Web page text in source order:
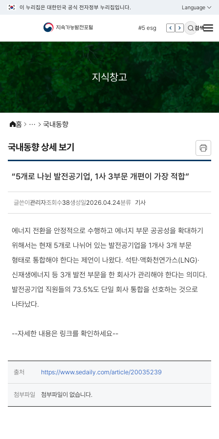
이 누리집은 대한민국 공식 전자정부 누리집입니다. Language
열기
KOREAN
ENGLISH
#5 esg
#6 빈곤
#1 경제
#7 un
검색
지식창고
홈 국내동향
국내동향 상세 보기
“5개로 나뉜 발전공기업, 1사 3부문 개편이 가장 적합”
글쓴이관리자조회수38생성일2026.04.24분류 기사
에너지 전환을 안정적으로 수행하고 에너지 부문 공공성을 확대하기
위해서는 현재 5개로 나뉘어 있는 발전공기업을 1개사 3개 부문
형태로 통합해야 한다는 제언이 나왔다. 석탄·액화천연가스(LNG)·
신재생에너지 등 3개 발전 부문을 한 회사가 관리해야 한다는 의미다.
발전공기업 직원들의 73.5%도 단일 회사 통합을 선호하는 것으로
나타났다.
--자세한 내용은 링크를 확인하세요--
출처 https://www.sedaily.com/article/20035239
첨부파일 첨부파일이 없습니다.